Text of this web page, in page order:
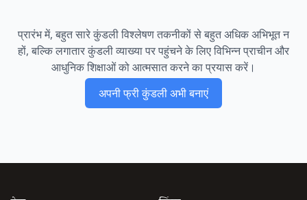
प्रारंभ में, बहुत सारे कुंडली विश्लेषण तकनीकों से बहुत अधिक अभिभूत न
हों, बल्कि लगातार कुंडली व्याख्या पर पहुंचने के लिए विभिन्न प्राचीन और
आधुनिक शिक्षाओं को आत्मसात करने का प्रयास करें।
अपनी फ्री कुंडली अभी बनाएं